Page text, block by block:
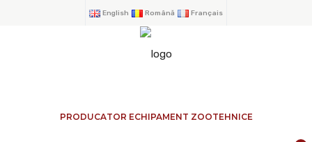
English Română Français
PRODUCATOR ECHIPAMENT ZOOTEHNICE